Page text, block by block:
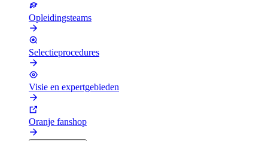
Opleidingsteams
Selectieprocedures
Visie en expertgebieden
Oranje fanshop